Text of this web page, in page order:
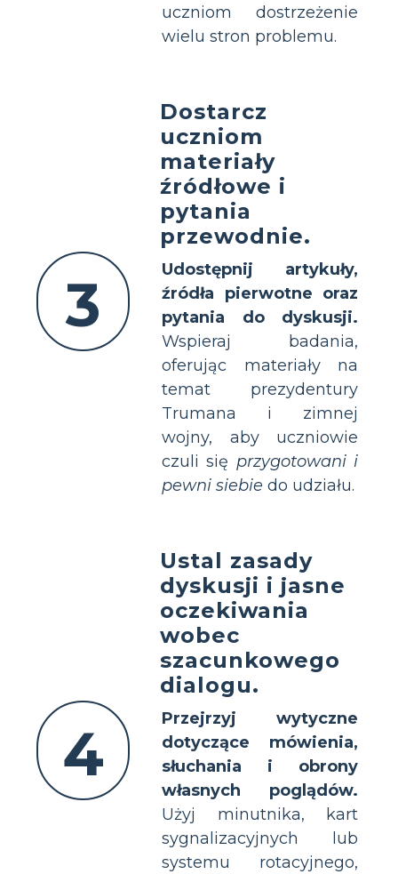
uczniom dostrzeżenie
wielu stron problemu.
3
Dostarcz
uczniom
materiały
źródłowe i
pytania
przewodnie.
Udostępnij artykuły,
źródła pierwotne oraz
pytania do dyskusji.
Wspieraj badania,
oferując materiały na
temat prezydentury
Trumana i zimnej
wojny, aby uczniowie
czuli się przygotowani i
pewni siebie do udziału.
4
Ustal zasady
dyskusji i jasne
oczekiwania
wobec
szacunkowego
dialogu.
Przejrzyj wytyczne
dotyczące mówienia,
słuchania i obrony
własnych poglądów.
Użyj minutnika, kart
sygnalizacyjnych lub
systemu rotacyjnego,